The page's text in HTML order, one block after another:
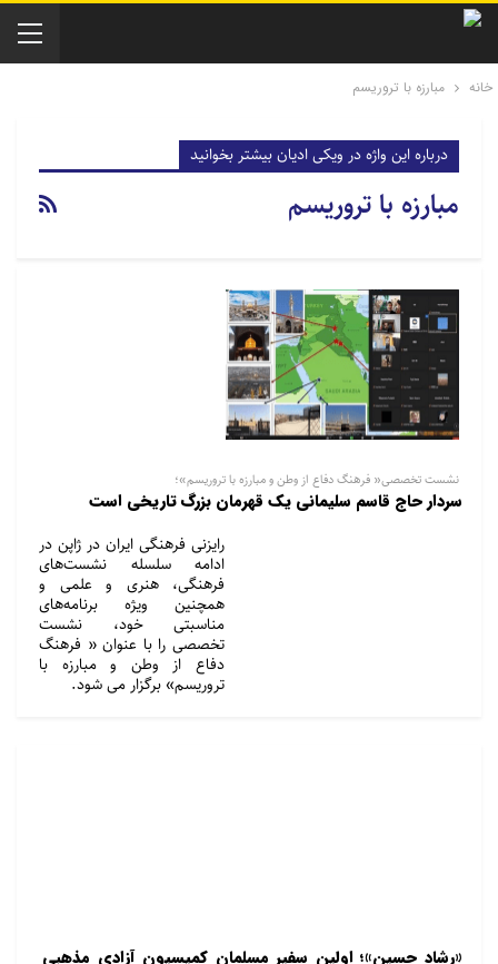
خانه مبارزه با تروریسم
درباره این واژه در ویکی ادیان بیشتر بخوانید
مبارزه با تروریسم
نشست تخصصی« فرهنگ دفاع از وطن و مبارزه با تروریسم»؛
سردار حاج قاسم سلیمانی یک قهرمان بزرگ تاریخی است
رایزنی فرهنگی ایران در ژاپن در
ادامه سلسله نشست‌های
فرهنگی، هنری و علمی و
همچنین ویژه برنامه‌های
مناسبتی خود، نشست
تخصصی را با عنوان « فرهنگ
دفاع از وطن و مبارزه با
تروریسم» برگزار می شود.
«رشاد حسین»؛ اولین سفیر مسلمان کمیسیون آزادی مذهبی